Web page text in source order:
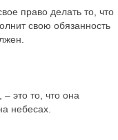
право делать то, что
свою обязанность
это то, что она
небесах.